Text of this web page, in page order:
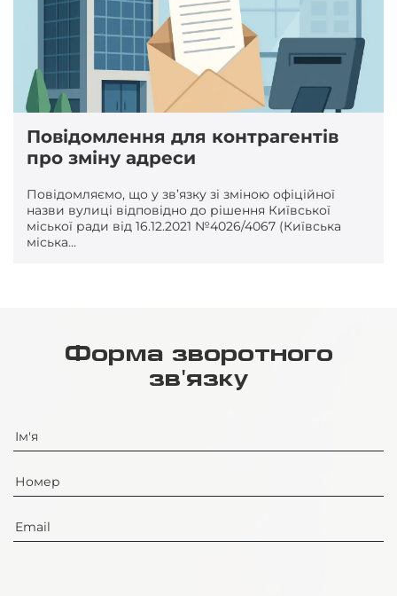
Повідомлення для контрагентів
про зміну адреси
Повідомляємо, що у зв’язку зі зміною офіційної
назви вулиці відповідно до рішення Київської
міської ради від 16.12.2021 №4026/4067 (Київська
міська...
Форма зворотного
зв'язку